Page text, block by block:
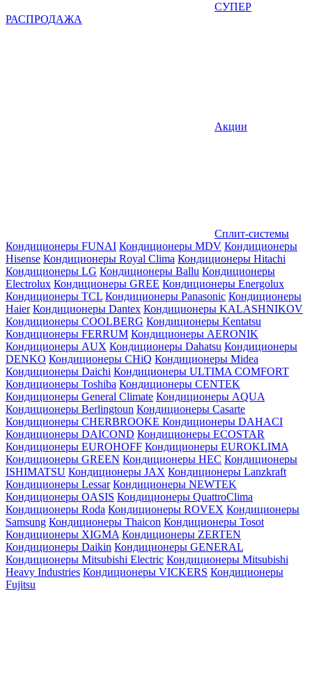
СУПЕР
РАСПРОДАЖА
Акции
Сплит-системы
Кондиционеры FUNAI Кондиционеры MDV Кондиционеры
Hisense Кондиционеры Royal Clima Кондиционеры Hitachi
Кондиционеры LG Кондиционеры Ballu Кондиционеры
Electrolux Кондиционеры GREE Кондиционеры Energolux
Кондиционеры TCL Кондиционеры Panasonic Кондиционеры
Haier Кондиционеры Dantex Кондиционеры KALASHNIKOV
Кондиционеры СOOLBERG Кондиционеры Kentatsu
Кондиционеры FERRUM Кондиционеры AERONIK
Кондиционеры AUX Кондиционеры Dahatsu Кондиционеры
DENKO Кондиционеры CHiQ Кондиционеры Midea
Кондиционеры Daichi Кондиционеры ULTIMA COMFORT
Кондиционеры Toshiba Кондиционеры CENTEK
Кондиционеры General Climate Кондиционеры AQUA
Кондиционеры Berlingtoun Кондиционеры Casarte
Кондиционеры CHERBROOKE Кондиционеры DAHACI
Кондиционеры DAICOND Кондиционеры ECOSTAR
Кондиционеры EUROHOFF Кондиционеры EUROKLIMA
Кондиционеры GREEN Кондиционеры HEC Кондиционеры
ISHIMATSU Кондиционеры JAX Кондиционеры Lanzkraft
Кондиционеры Lessar Кондиционеры NEWTEK
Кондиционеры OASIS Кондиционеры QuattroClima
Кондиционеры Roda Кондиционеры ROVEX Кондиционеры
Samsung Кондиционеры Thaicon Кондиционеры Tosot
Кондиционеры XIGMA Кондиционеры ZERTEN
Кондиционеры Daikin Кондиционеры GENERAL
Кондиционеры Mitsubishi Electric Кондиционеры Mitsubishi
Heavy Industries Кондиционеры VICKERS Кондиционеры
Fujitsu